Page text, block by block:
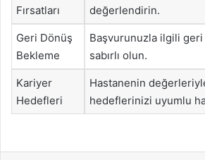
Fırsatları
değerlendirin.
Geri Dönüş
Bekleme
Başvurunuzla ilgili
sabırlı olun.
Kariyer
Hedefleri
Hastanenin
hedeflerinizi uyumlu